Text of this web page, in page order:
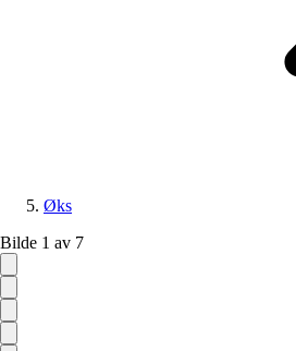
Øks
Bilde 1 av 7